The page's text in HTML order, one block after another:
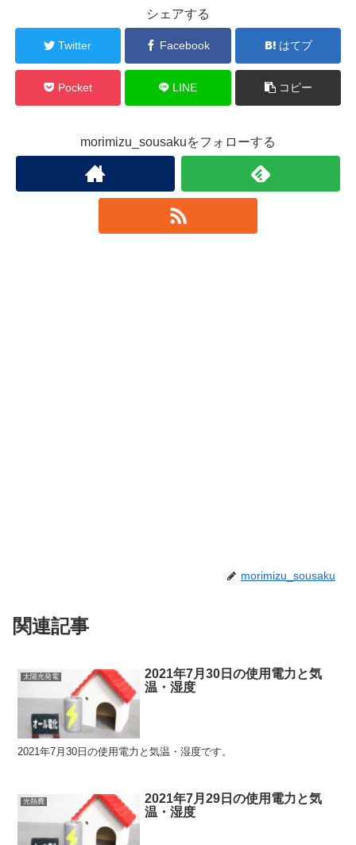
シェアする
Twitter Facebook はてブ
Pocket LINE コピー
morimizu_sousakuをフォローする
morimizu_sousaku
関連記事
太陽光発電
2021年7月30日の使用電力と気
温・湿度
2021年7月30日の使用電力と気温・湿度です。
光熱費
2021年7月29日の使用電力と気
温・湿度